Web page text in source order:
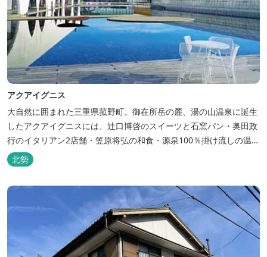
アクアイグニス
大自然に囲まれた三重県菰野町。御在所岳の麓、湯の山温泉に誕生
したアクアイグニスには、辻󠄀口博啓のスイーツと石窯パン・奥田政
行のイタリアン2店舗・笠原将弘の和食・源泉100％掛け流しの温
泉・宿泊棟・離れ宿・苺ハウス・ギャラリーなど、様々な『癒し』
と『食』が集結しております。 【『癒し』の追求 】 ◆源泉100%
掛け流し「片岡温泉」 片岡温泉は、地下1,200ｍより湯口で約42℃
北勢